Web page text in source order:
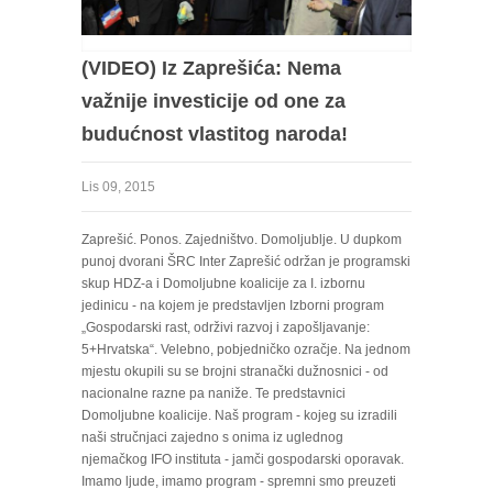
(VIDEO) Iz Zaprešića: Nema
važnije investicije od one za
budućnost vlastitog naroda!
Lis 09, 2015
Zaprešić. Ponos. Zajedništvo. Domoljublje. U dupkom
punoj dvorani ŠRC Inter Zaprešić održan je programski
skup HDZ-a i Domoljubne koalicije za I. izbornu
jedinicu - na kojem je predstavljen Izborni program
„Gospodarski rast, održivi razvoj i zapošljavanje:
5+Hrvatska“. Velebno, pobjedničko ozračje. Na jednom
mjestu okupili su se brojni stranački dužnosnici - od
nacionalne razne pa naniže. Te predstavnici
Domoljubne koalicije. Naš program - kojeg su izradili
naši stručnjaci zajedno s onima iz uglednog
njemačkog IFO instituta - jamči gospodarski oporavak.
Imamo ljude, imamo program - spremni smo preuzeti